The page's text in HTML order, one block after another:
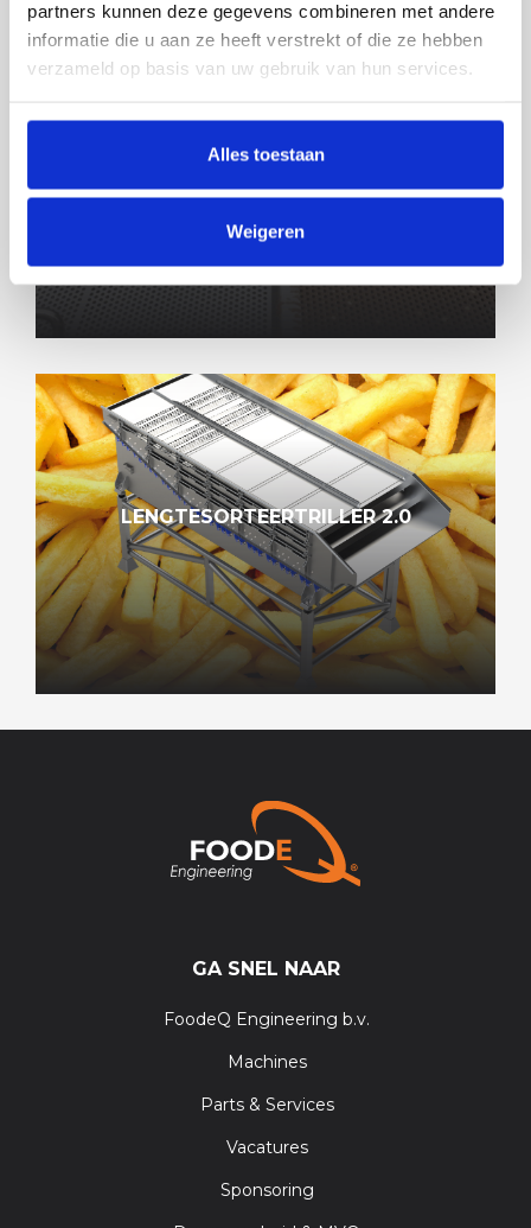
partners kunnen deze gegevens combineren met andere
informatie die u aan ze heeft verstrekt of die ze hebben
verzameld op basis van uw gebruik van hun services.
Alles toestaan
Weigeren
GLADDER EN DUS SCHONER
LENGTESORTEERTRILLER 2.0
GA SNEL NAAR
FoodeQ Engineering b.v.
Machines
Parts & Services
Vacatures
Sponsoring